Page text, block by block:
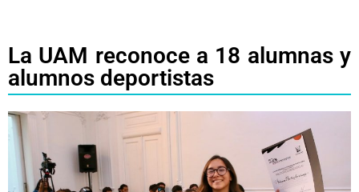
La UAM reconoce a 18 alumnas y
alumnos deportistas